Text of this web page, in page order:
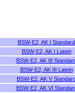
BSW-E2, AK I Standard
BSW-E2, AK I Latein
BSW-E2, AK III
BSW-E2, AK III Latein
BSW-E2, AK V
BSW-E2, AK VI